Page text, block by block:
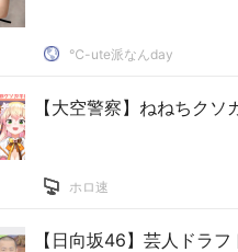
℃-ute派なんday
【大空警察】ねねちクソ
ホロ速
【日向坂46】芸人ドラ